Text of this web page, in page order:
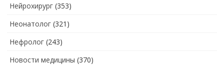
Нейрохирург (353)
Неонатолог (321)
Нефролог (243)
Новости медицины (370)